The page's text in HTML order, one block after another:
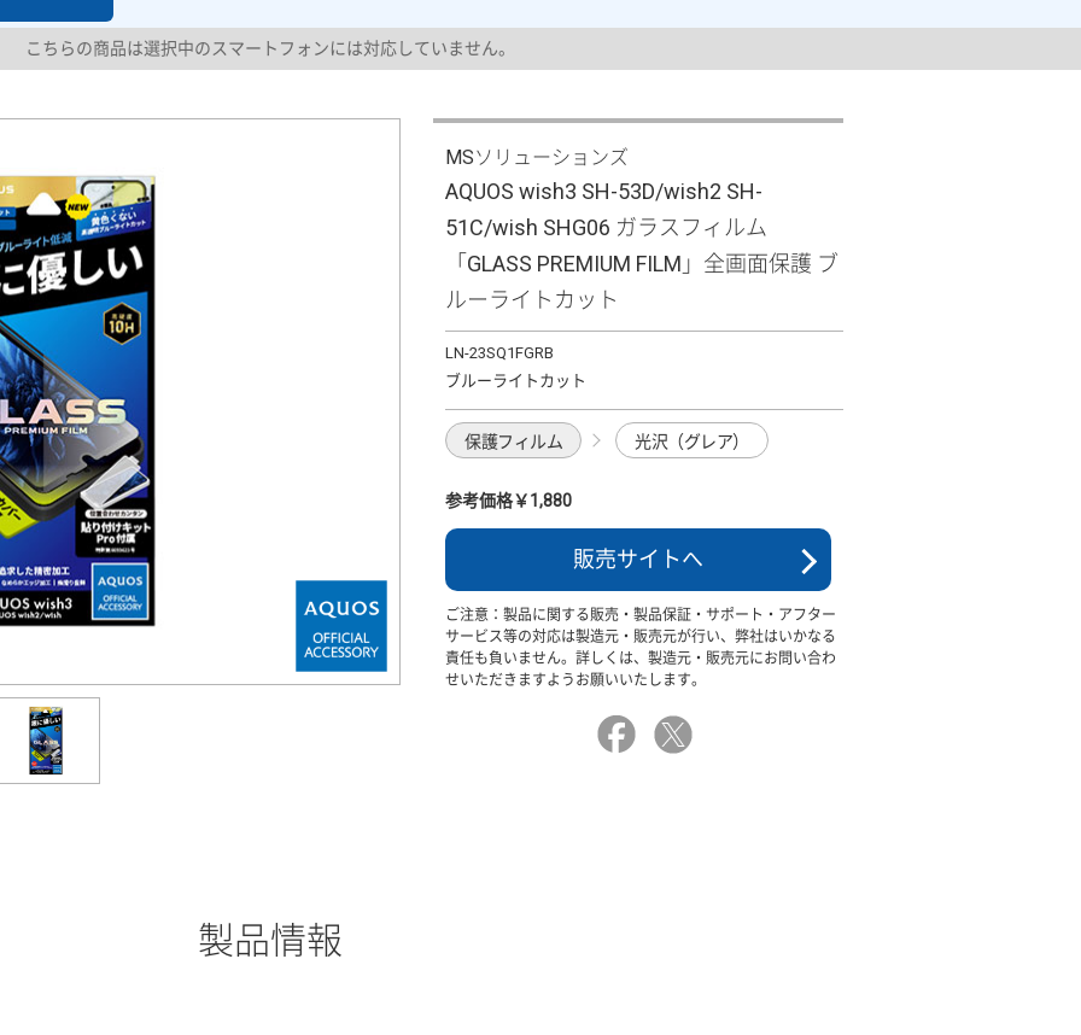
こちらの商品は選択中のスマートフォンには対応していません。
MSソリューションズ
AQUOS wish3 SH-53D/wish2 SH-
51C/wish SHG06 ガラスフィルム
「GLASS PREMIUM FILM」全画面保護 ブ
ルーライトカット
LN-23SQ1FGRB
ブルーライトカット
保護フィルム 光沢（グレア）
参考価格￥1,880
販売サイトへ
ご注意：製品に関する販売・製品保証・サポート・アフター
サービス等の対応は製造元・販売元が行い、弊社はいかなる
責任も負いません。詳しくは、製造元・販売元にお問い合わ
せいただきますようお願いいたします。
製品情報